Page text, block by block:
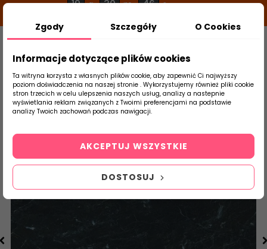
19 g 30 m 46 s
Szukaj
produktu
Strona Główna Salon / Taras Tubądzin
Zgody Szczegóły O Cookies
Informacje dotyczące plików cookies
Ta witryna korzysta z własnych plików cookie, aby zapewnić Ci najwyższy
poziom doświadczenia na naszej stronie . Wykorzystujemy również pliki cookie
stron trzecich w celu ulepszenia naszych usług, analizy a nastepnie
wyświetlania reklam związanych z Twoimi preferencjami na podstawie
analizy Twoich zachowań podczas nawigacji.
DOSTOSUJ
AKCEPTUJ WSZYSTKIE